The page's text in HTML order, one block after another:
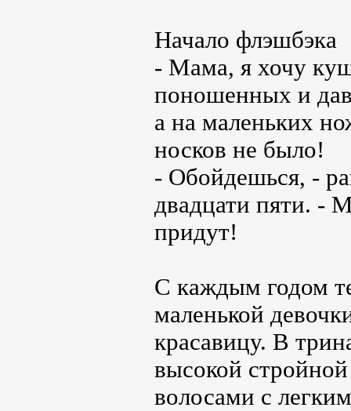
Начало флэшбэка
- Мама, я хочу
поношенных и
а на маленьких
носков не было!
- Обойдешься, -
двадцати пяти. -
придут!
С каждым годом
маленькой
красавицу. В
высокой
волосами с